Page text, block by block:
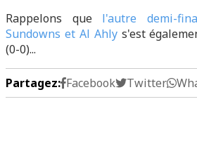
Rappelons quel'autre demi-
Sundowns et Al Ahlys'est
(0-0)...
Partagez: Facebook Twitter